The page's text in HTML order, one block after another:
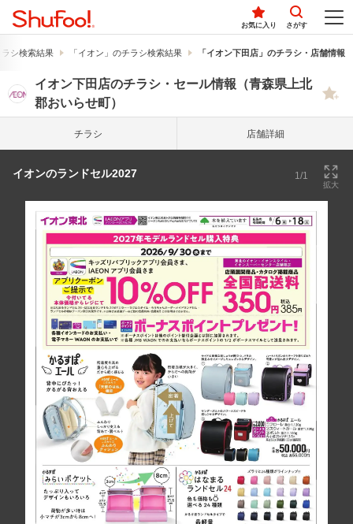
お気に入り さがす
シ検索結果 「イオン」のチラシ検索結果 「イオン下田店」のチラシ・店舗情報
イオン下田店のチラシ・セール情報（青森県上北
郡おいらせ町）
チラシ 店舗詳細
イオンのランドセル2027 1/1
拡大